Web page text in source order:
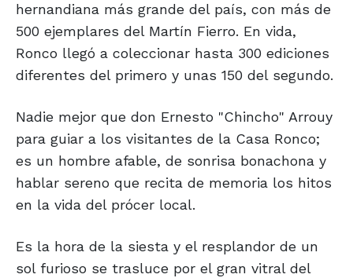
hernandiana más grande del país, con más de
500 ejemplares del Martín Fierro. En vida,
Ronco llegó a coleccionar hasta 300 ediciones
diferentes del primero y unas 150 del segundo.
Nadie mejor que don Ernesto "Chincho" Arrouy
para guiar a los visitantes de la Casa Ronco;
es un hombre afable, de sonrisa bonachona y
hablar sereno que recita de memoria los hitos
en la vida del prócer local.
Es la hora de la siesta y el resplandor de un
sol furioso se trasluce por el gran vitral del